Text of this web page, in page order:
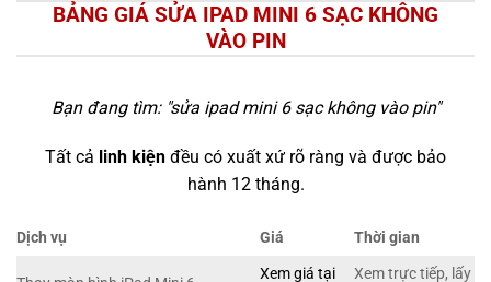
BẢNG GIÁ SỬA IPAD MINI 6 SẠC KHÔNG
VÀO PIN
Bạn đang tìm: "sửa ipad mini 6 sạc không vào pin"
Tất cả linh kiện đều có xuất xứ rõ ràng và được bảo
hành 12 tháng.
Dịch vụ Giá Thời gian
Xem giá tại Xem trực tiếp, lấy